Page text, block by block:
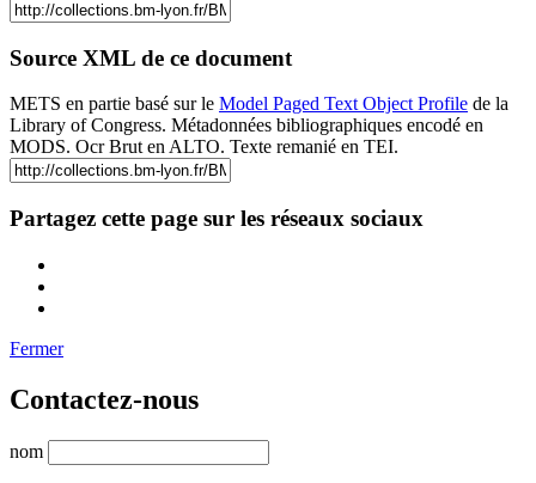
Source XML de ce document
METS en partie basé sur le Model Paged Text Object Profile de la
Library of Congress. Métadonnées bibliographiques encodé en
MODS. Ocr Brut en ALTO. Texte remanié en TEI.
Partagez cette page sur les réseaux sociaux
Fermer
Contactez-nous
nom